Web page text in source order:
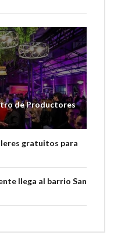
de Productores
gratuitos para
llega al barrio San